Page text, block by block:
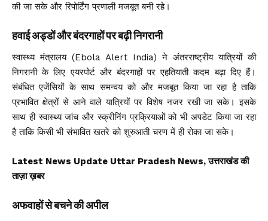
की जा सके और रिपोर्टिंग प्रणाली मजबूत बनी रहे।
हवाई अड्डों और बंदरगाहों पर बढ़ी निगरानी
स्वास्थ्य मंत्रालय (Ebola Alert India) ने अंतरराष्ट्रीय यात्रियों की
निगरानी के लिए एयरपोर्ट और बंदरगाहों पर एहतियाती कदम बढ़ा दिए हैं।
संबंधित एजेंसियों के साथ समन्वय को और मजबूत किया जा रहा है ताकि
प्रभावित क्षेत्रों से आने वाले यात्रियों पर विशेष नजर रखी जा सके। इसके
साथ ही स्वास्थ्य जांच और स्क्रीनिंग प्रक्रियाओं को भी अपडेट किया जा रहा
है ताकि किसी भी संभावित खतरे को शुरुआती चरण में ही रोका जा सके।
Latest News Update Uttar Pradesh News, उत्तराखंड की
ताज़ा ख़बर
अफवाहों से बचने की अपील